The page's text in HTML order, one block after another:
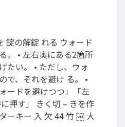
錠の解錠 れる ウォード
。 • 左右奥にある2箇所
たい。 • ただし、ウォ
で、それを避け る。 •
ードを避けつつ」「左
押す」 きく切 – きを作
ーキー 入 欠 44 竹 ￼ 大